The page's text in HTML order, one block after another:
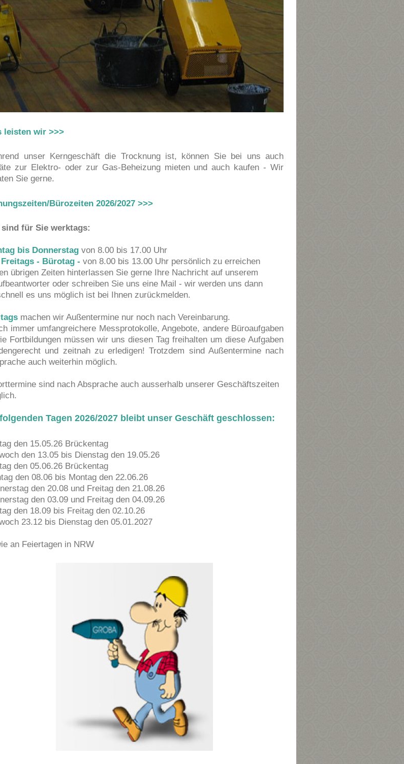
leisten wir >>>
unser Kerngeschäft die Trocknung ist, können Sie bei uns auch
zur Elektro- oder zur Gas-Beheizung mieten und auch kaufen - Wir
Sie gerne.
Bürozeiten 2026/2027 >>>
für Sie werktags:
bis Donnerstag von 8.00 bis 17.00 Uhr
Freitags - Bürotag - von 8.00 bis 13.00 Uhr persönlich zu erreichen
übrigen Zeiten hinterlassen Sie gerne Ihre Nachricht auf unserem
oder schreiben Sie uns eine Mail - wir werden uns dann
es uns möglich ist bei Ihnen zurückmelden.
machen wir Außentermine nur noch nach Vereinbarung.
immer umfangreichere Messprotokolle, Angebote, andere Büroaufgaben
Fortbildungen müssen wir uns diesen Tag freihalten um diese Aufgaben
und zeitnah zu erledigen! Trotzdem sind Außentermine nach
auch weiterhin möglich.
sind nach Absprache auch ausserhalb unserer Geschäftszeiten
Tagen 2026/2027 bleibt unser Geschäft geschlossen:
den 15.05.26 Brückentag
den 13.05 bis Dienstag den 19.05.26
den 05.06.26 Brückentag
den 08.06 bis Montag den 22.06.26
den 20.08 und Freitag den 21.08.26
den 03.09 und Freitag den 04.09.26
den 18.09 bis Freitag den 02.10.26
23.12 bis Dienstag den 05.01.2027
an Feiertagen in NRW